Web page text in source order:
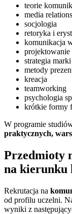
teorie
media relations
socjologia
retoryka i
komunikacja
projektowanie
strategia marki
metody
kreacja
teamworking
psychologia
krótkie formy
W programie
praktycznych,
Przedmioty
na kierunku
Rekrutacja na
od profilu uczelni.
wyniki z